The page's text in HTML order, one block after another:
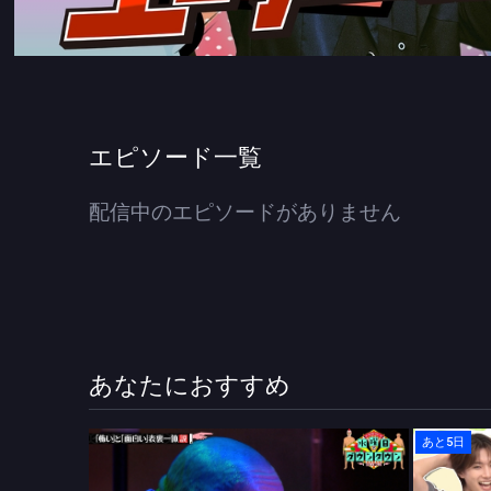
エピソード一覧
配信中のエピソードがありません
あなたにおすすめ
あと5日